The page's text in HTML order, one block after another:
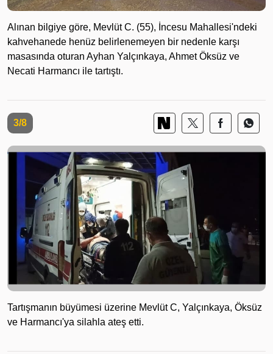
Alınan bilgiye göre, Mevlüt C. (55), İncesu Mahallesi'ndeki
kahvehanede henüz belirlenemeyen bir nedenle karşı
masasında oturan Ayhan Yalçınkaya, Ahmet Öksüz ve
Necati Harmancı ile tartıştı.
3/8
Tartışmanın büyümesi üzerine Mevlüt C, Yalçınkaya, Öksüz
ve Harmancı'ya silahla ateş etti.